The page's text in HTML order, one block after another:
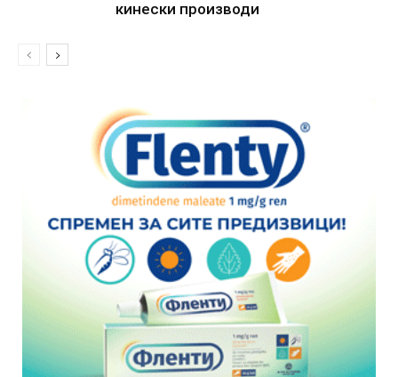
кинески производи